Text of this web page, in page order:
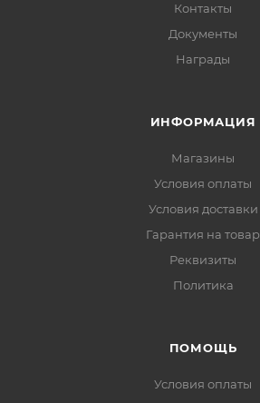
Контакты
Документы
Награды
ИНФОРМАЦИЯ
Магазины
Условия оплаты
Условия доставки
Гарантия на товар
Реквизиты
Политика
ПОМОЩЬ
Условия оплаты